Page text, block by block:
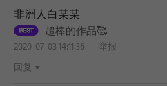
非洲人白某某
超棒的作品🥰
2020-07-03 14:11:36
举报
回复